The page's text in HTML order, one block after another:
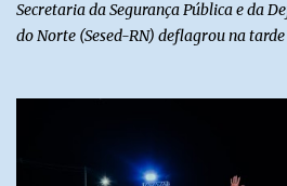
Secretaria da Segurança Pública e da
do Norte (Sesed-RN) deflagrou na
do Norte com os estados do Ceará e da